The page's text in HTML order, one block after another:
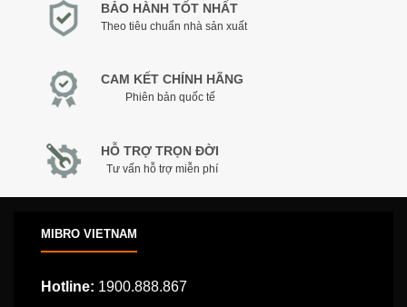
BẢO HÀNH TỐT NHẤT
Theo tiêu chuẩn nhà sản xuất
CAM KẾT CHÍNH HÃNG
Phiên bản quốc tế
HỖ TRỢ TRỌN ĐỜI
Tư vấn hỗ trợ miễn phí
MIBRO VIETNAM
Hotline: 1900.888.867